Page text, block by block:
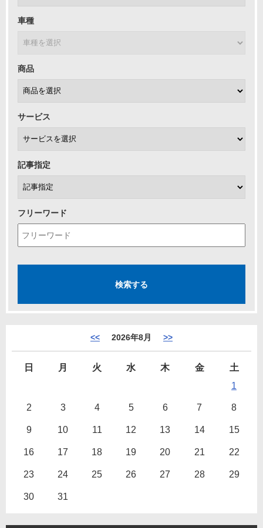
車種
商品
サービス
記事指定
フリーワード
<< 2026年8月 >>
日 月 火 水 木 金
土
1
2 3 4 5 6 7 8
9 10 11 12 13 14 15
16 17 18 19 20 21 22
23 24 25 26 27 28 29
30 31